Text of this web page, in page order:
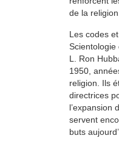
de la
Les codes
Scientologie
L. Ron
1950,
religion. Ils
directrices
l’expansion
servent
buts